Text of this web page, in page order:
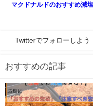
マクドナルドのおすすめ減
Twitterでフォローしよう
おすすめの記事